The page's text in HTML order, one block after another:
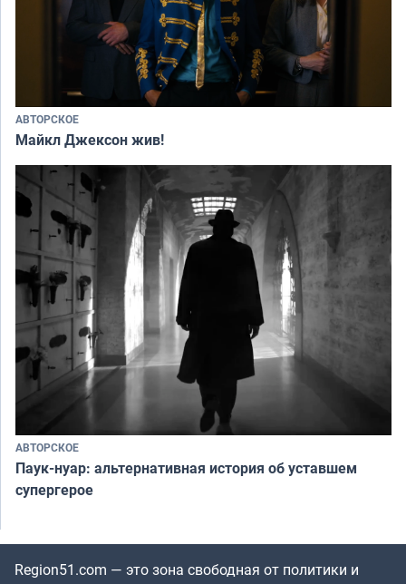
АВТОРСКОЕ
Майкл Джексон жив!
АВТОРСКОЕ
Паук-нуар: альтернативная история об уставшем
супергерое
Region51.com — это зона свободная от политики и